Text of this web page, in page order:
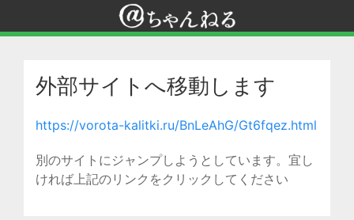
外部サイトへ移動します
https://vorota-kalitki.ru/BnLeAhG/Gt6fqez.html
別のサイトにジャンプしようとしています。宜し
ければ上記のリンクをクリックしてください